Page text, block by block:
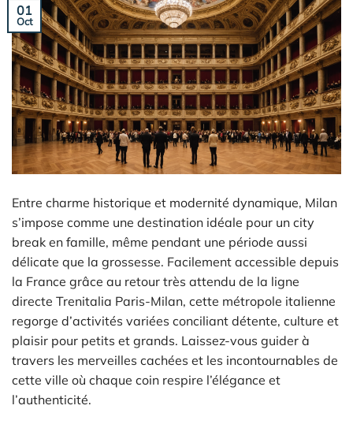
01
Oct
Entre charme historique et modernité dynamique, Milan
s’impose comme une destination idéale pour un city
break en famille, même pendant une période aussi
délicate que la grossesse. Facilement accessible depuis
la France grâce au retour très attendu de la ligne
directe Trenitalia Paris-Milan, cette métropole italienne
regorge d’activités variées conciliant détente, culture et
plaisir pour petits et grands. Laissez-vous guider à
travers les merveilles cachées et les incontournables de
cette ville où chaque coin respire l’élégance et
l’authenticité.